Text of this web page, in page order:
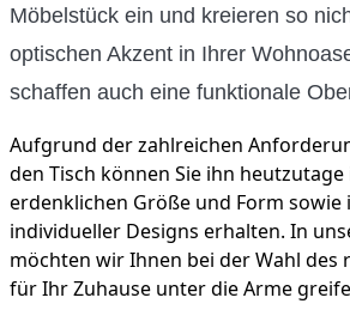
Möbelstück ein und kreieren so
optischen Akzent in Ihrer
schaffen auch eine funktionale
Aufgrund der zahlreichen
den Tisch können Sie ihn
erdenklichen Größe und Form sowie
individueller Designs erhalten. In
möchten wir Ihnen bei der Wahl des
für Ihr Zuhause unter die Arme